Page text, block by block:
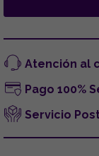
Atención al
Pago 100%
Servicio